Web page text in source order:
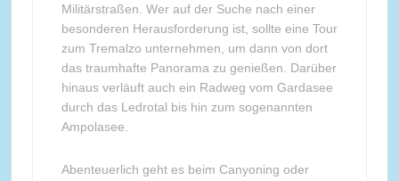
Militärstraßen. Wer auf der Suche nach einer
besonderen Herausforderung ist, sollte eine Tour
zum Tremalzo unternehmen, um dann von dort
das traumhafte Panorama zu genießen. Darüber
hinaus verläuft auch ein Radweg vom Gardasee
durch das Ledrotal bis hin zum sogenannten
Ampolasee.
Abenteuerlich geht es beim Canyoning oder